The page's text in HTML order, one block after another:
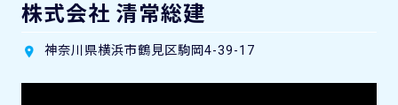
株式会社 清常総建
神奈川県横浜市鶴見区駒岡4-39-17